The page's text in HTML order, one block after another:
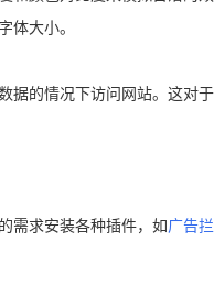
大小。
的情况下访问网站。这对
需求安装各种插件，如广告